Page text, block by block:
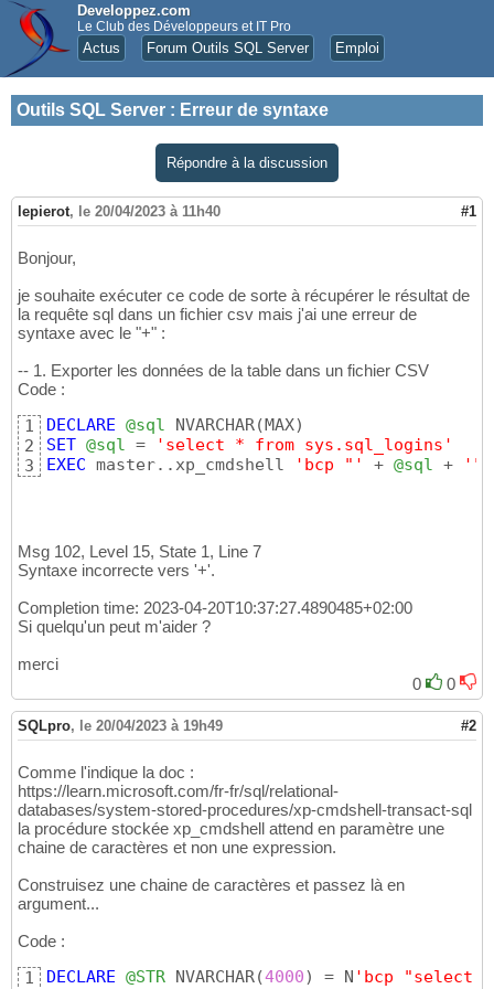
Developpez.com
Le Club des Développeurs et IT Pro
Actus Forum Outils SQL Server Emploi
Outils SQL Server : Erreur de syntaxe
Répondre à la discussion
lepierot, le 20/04/2023 à 11h40 #1
Bonjour,
je souhaite exécuter ce code de sorte à récupérer le résultat de
la requête sql dans un fichier csv mais j'ai une erreur de
syntaxe avec le "+" :
-- 1. Exporter les données de la table dans un fichier CSV
Code :
1
2
3
DECLARE @sql NVARCHAR( MAX)
SET @sql =
'select * from sys.sql_logins'
EXEC master..xp_cmdshell 'bcp "' + @sql + '"
Msg 102, Level 15, State 1, Line 7
Syntaxe incorrecte vers '+'.
Completion time: 2023-04-20T10:37:27.4890485+02:00
Si quelqu'un peut m'aider ?
merci
0
0
SQLpro, le 20/04/2023 à 19h49 #2
Comme l'indique la doc :
https://learn.microsoft.com/fr-fr/sql/relational-
databases/system-stored-procedures/xp-cmdshell-transact-sql
la procédure stockée xp_cmdshell attend en paramètre une
chaine de caractères et non une expression.
Construisez une chaine de caractères et passez là en
argument...
Code :
1
DECLARE @STR NVARCHAR(4000) = N 'bcp "select